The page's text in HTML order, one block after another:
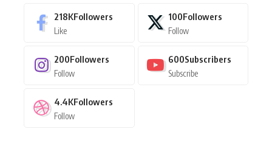
218KFollowers
Like
100Followers
Follow
200Followers
Follow
600Subscribers
Subscribe
4.4KFollowers
Follow